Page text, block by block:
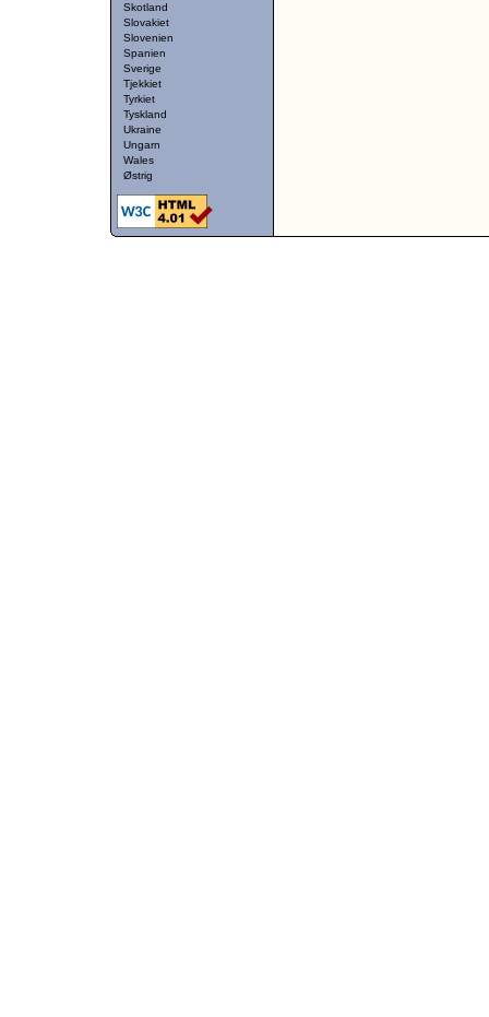
Skotland
Slovakiet
Slovenien
Spanien
Sverige
Tjekkiet
Tyrkiet
Tyskland
Ukraine
Ungarn
Wales
Østrig